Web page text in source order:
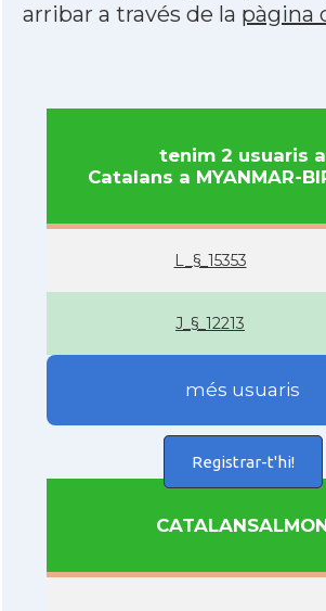
arribar a través de la pàgina
tenim 2 usuaris a
Catalans a MYANMAR-
L_§_15353
J_§_12213
més usuaris
Registrar-t'hi!